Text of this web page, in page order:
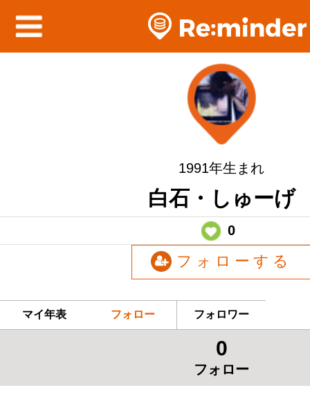
1991年生まれ
白石・しゅーげ
0
フォローする
マイ年表 フォロー フォロワー
0
フォロー